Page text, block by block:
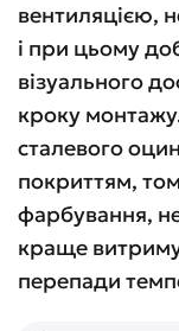
вентиляцією,
і при цьому
візуального
кроку
сталевого
покриттям,
фарбування,
краще
перепади